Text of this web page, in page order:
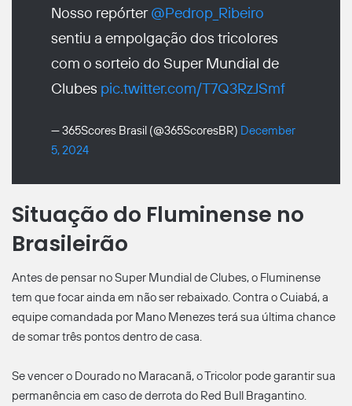
Nosso repórter@Pedrop_Ribeiro
sentiu a empolgação dos tricolores
com o sorteio do Super Mundial de
Clubes pic.twitter.com/T7Q3RzJSmf
— 365Scores Brasil (@365ScoresBR) December
5, 2024
Situação do Fluminense no
Brasileirão
Antes de pensar no Super Mundial de Clubes, o Fluminense
tem que focar ainda em não ser rebaixado. Contra o Cuiabá, a
equipe comandada por Mano Menezes terá sua última chance
de somar três pontos dentro de casa.
Se vencer o Dourado no Maracanã, o Tricolor pode garantir sua
permanência em caso de derrota do Red Bull Bragantino.